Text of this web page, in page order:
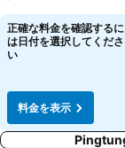
正確な料金を確認するに
は日付を選択してくださ
い
料金を表示